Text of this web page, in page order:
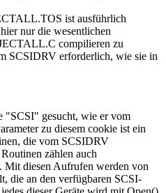
ist ausführlich
nur die wesentlichen
compilieren zu
SCSIDRV erforderlich, wie sie in
"SCSI" gesucht, wie er vom
zu diesem cookie ist ein
die vom SCSIDRV
zählen auch
diesen Aufrufen werden von
die an den verfügbaren SCSI-